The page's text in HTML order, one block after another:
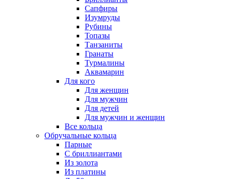
Сапфиры
Изумруды
Рубины
Топазы
Танзаниты
Гранаты
Турмалины
Аквамарин
Для кого
Для женщин
Для мужчин
Для детей
Для мужчин и женщин
Все кольца
Обручальные кольца
Парные
С бриллиантами
Из золота
Из платины